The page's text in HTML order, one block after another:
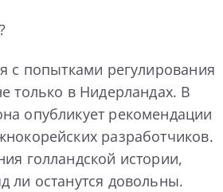
с попытками регулирования
только в Нидерландах. В
опубликует рекомендации
разработчиков.
голландской истории,
ли останутся довольны.